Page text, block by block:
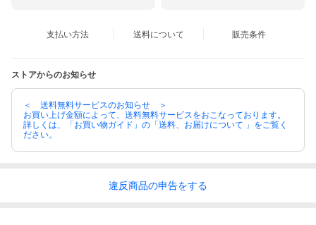
支払い方法 送料について 販売条件
ストアからのお知らせ
＜ 送料無料サービスのお知らせ ＞
お買い上げ金額によって、送料無料サービスをおこなっております。
詳しくは、「お買い物ガイド」の「送料、お届けについて 」をご覧く
ださい。
違反商品の申告をする